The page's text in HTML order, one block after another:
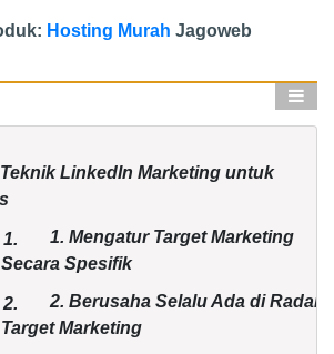
Hosting Murah Jagoweb
LinkedIn Marketing untuk
1.
1. Mengatur Target Marketing
Secara Spesifik
2.
2. Berusaha Selalu Ada di Radar
Target Marketing